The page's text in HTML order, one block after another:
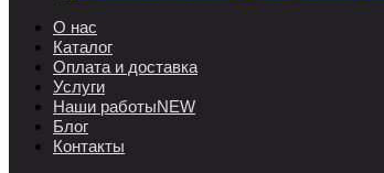
О нас
Каталог
Оплата и доставка
Услуги
Наши работыNEW
Блог
Контакты